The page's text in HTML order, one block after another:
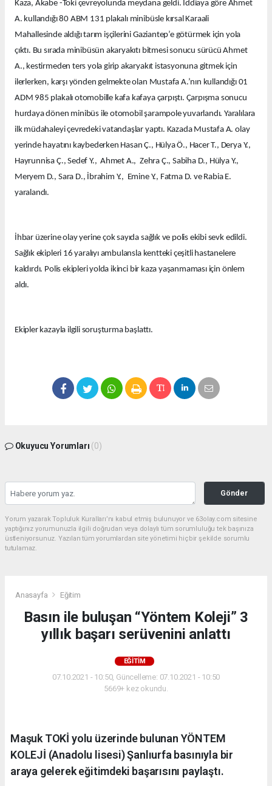
Kaza, Akabe -Toki çevreyolunda meydana geldi. İddiaya göre Ahmet
A. kullandığı 80 ABM 131 plakalı minibüsle kırsal Karaali
Mahallesinde aldığı tarım işçilerini Gaziantep’e götürmek için yola
çıktı. Bu sırada minibüsün akaryakıtı bitmesi sonucu sürücü Ahmet
A., kestirmeden ters yola girip akaryakıt istasyonuna gitmek için
ilerlerken, karşı yönden gelmekte olan Mustafa A.’nın kullandığı 01
ADM 985 plakalı otomobille kafa kafaya çarpıştı. Çarpışma sonucu
hurdaya dönen minibüs ile otomobil şarampole yuvarlandı. Yaralılara
ilk müdahaleyi çevredeki vatandaşlar yaptı. Kazada Mustafa A. olay
yerinde hayatını kaybederken Hasan Ç., Hülya Ö., Hacer T., Derya Y.,
Hayrunnisa Ç., Sedef Y., Ahmet A., Zehra Ç., Sabiha D., Hülya Y.,
Meryem D., Sara D., İbrahim Y., Emine Y., Fatma D. ve Rabia E.
yaralandı.
İhbar üzerine olay yerine çok sayıda sağlık ve polis ekibi sevk edildi.
Sağlık ekipleri 16 yaralıyı ambulansla kentteki çeşitli hastanelere
kaldırdı. Polis ekipleri yolda ikinci bir kaza yaşanmaması için önlem
aldı.
Ekipler kazayla ilgili soruşturma başlattı.
Okuyucu Yorumları (0)
Gönder
Yorum yazarak Topluluk Kuralları’nı kabul etmiş bulunuyor ve 63olay.com sitesine
yaptığınız yorumunuzla ilgili doğrudan veya dolaylı tüm sorumluluğu tek başınıza
üstleniyorsunuz. Yazılan tüm yorumlardan site yönetimi hiçbir şekilde sorumlu
tutulamaz.
Anasayfa Eğitim
Basın ile buluşan “Yöntem Koleji” 3
yıllık başarı serüvenini anlattı
EĞITIM
07.10.2021 - 10:50, Güncelleme: 07.10.2021 - 10:50
5669+ kez okundu.
Maşuk TOKİ yolu üzerinde bulunan YÖNTEM
KOLEJİ (Anadolu lisesi) Şanlıurfa basınıyla bir
araya gelerek eğitimdeki başarısını paylaştı.